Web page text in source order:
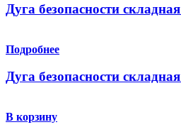
Дуга безопасности
Подробнее
Дуга безопасности
В корзину